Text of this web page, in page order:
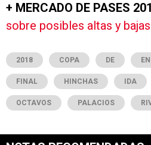
+ MERCADO DE PASES
sobre posibles altas y
2018 COPA DE
FINAL HINCHAS IDA
OCTAVOS PALACIOS